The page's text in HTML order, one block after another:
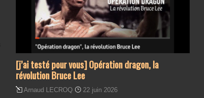
[j’ai testé pour vous] Opération dragon, la
révolution Bruce Lee
Arnaud LECROQ 22 juin 2026